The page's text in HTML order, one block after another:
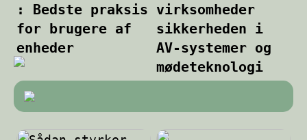
: Bedste praksis
for brugere af
enheder
virksomheder
sikkerheden i
AV-systemer og
mødeteknologi